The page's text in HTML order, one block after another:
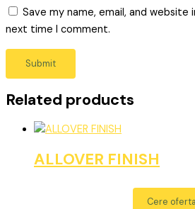
Save my name, email, and website
next time I comment.
Related products
ALLOVER FINISH
Cere